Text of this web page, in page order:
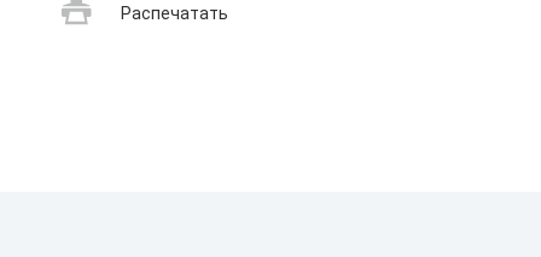
Распечатать